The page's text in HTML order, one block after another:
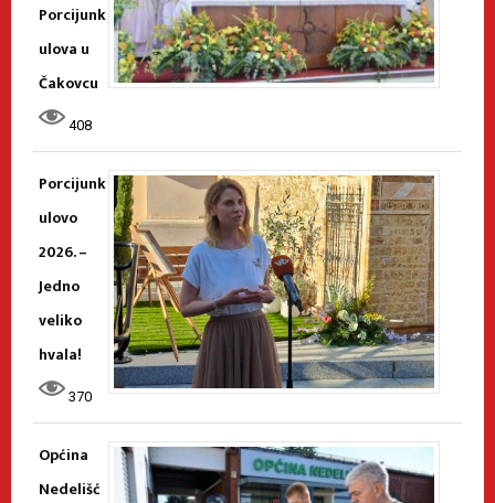
Porcijunk
ulova u
Čakovcu
408
Porcijunk
ulovo
2026. –
Jedno
veliko
hvala!
370
Općina
Nedelišć